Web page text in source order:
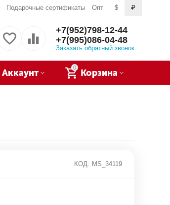
$ ₽
Подарочные сертификаты Опт
+7(952)798-12-44
+7(995)086-04-48
Заказать обратный звонок
0
Корзина
Аккаунт
КОД: MS_34119